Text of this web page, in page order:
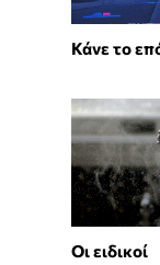
Κάνε το
Οι ειδικοί